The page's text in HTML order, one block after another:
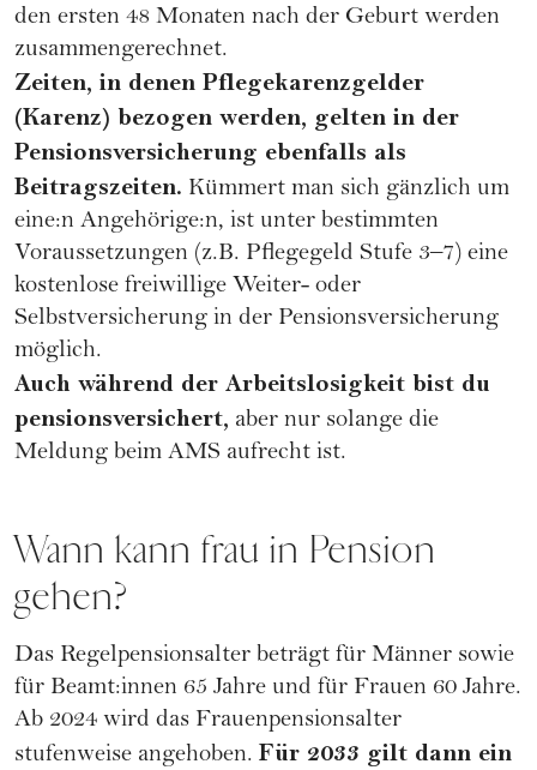
den ersten 48 Monaten nach der Geburt werden
zusammengerechnet.
Zeiten, in denen Pflegekarenzgelder
(Karenz) bezogen werden, gelten in der
Pensionsversicherung ebenfalls als
Beitragszeiten. Kümmert man sich gänzlich um
eine:n Angehörige:n, ist unter bestimmten
Voraussetzungen (z.B. Pflegegeld Stufe 3–7) eine
kostenlose freiwillige Weiter- oder
Selbstversicherung in der Pensionsversicherung
möglich.
Auch während der Arbeitslosigkeit bist du
pensionsversichert, aber nur solange die
Meldung beim AMS aufrecht ist.
Wann kann frau in Pension
gehen?
Das Regelpensionsalter beträgt für Männer sowie
für Beamt:innen 65 Jahre und für Frauen 60 Jahre.
Ab 2024 wird das Frauenpensionsalter
stufenweise angehoben. Für 2033 gilt dann ein